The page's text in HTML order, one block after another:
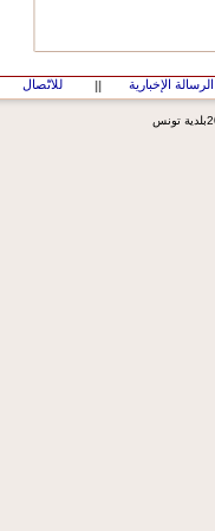
الرسالة الإخبارية || للاتّصال